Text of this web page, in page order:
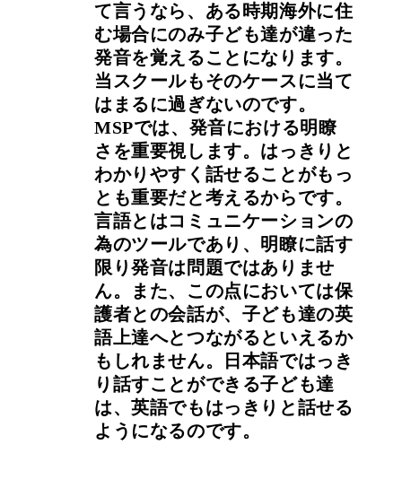
て言うなら、ある時期海外に住
む場合にのみ子ども達が違った
発音を覚えることになります。
当スクールもそのケースに当て
はまるに過ぎないのです。
MSPでは、発音における明瞭
さを重要視します。はっきりと
わかりやすく話せることがもっ
とも重要だと考えるからです。
言語とはコミュニケーションの
為のツールであり、明瞭に話す
限り発音は問題ではありませ
ん。また、この点においては保
護者との会話が、子ども達の英
語上達へとつながるといえるか
もしれません。日本語ではっき
り話すことができる子ども達
は、英語でもはっきりと話せる
ようになるのです。